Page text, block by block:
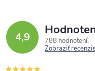
4,9
788 hodnotení
Zobraziť